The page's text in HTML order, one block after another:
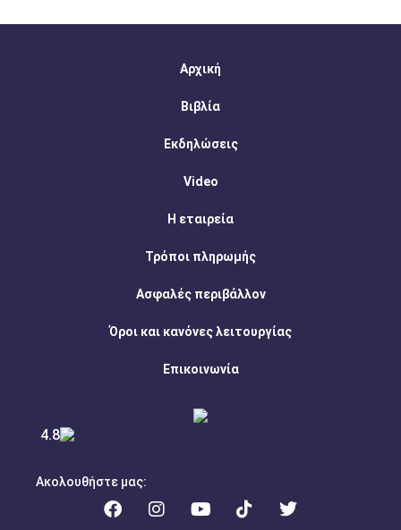
4.8
Αρχική
Βιβλία
Εκδηλώσεις
Video
Η εταιρεία
Τρόποι πληρωμής
Ασφαλές περιβάλλον
Όροι και κανόνες λειτουργίας
Επικοινωνία
Ακολουθήστε μας: